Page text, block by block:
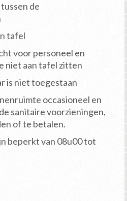
de
tafel
voor personeel en
niet aan tafel zitten
is niet toegestaan
occasioneel en
sanitaire voorzieningen,
of te betalen.
beperkt van 08u00 tot